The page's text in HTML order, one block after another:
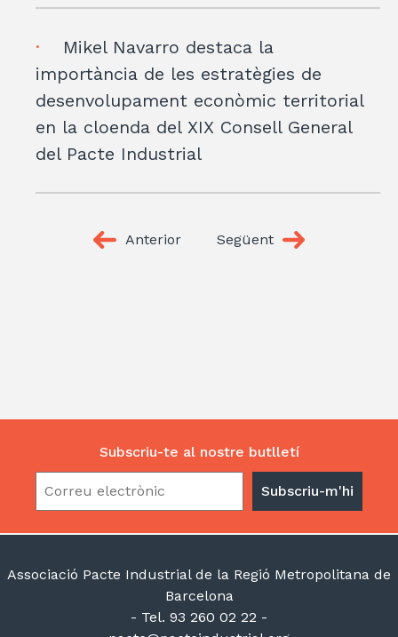
Mikel Navarro destaca la
importància de les estratègies de
desenvolupament econòmic territorial
en la cloenda del XIX Consell General
del Pacte Industrial
Anterior Següent
Subscriu-te al nostre butlletí
Associació Pacte Industrial de la Regió Metropolitana de
Barcelona
- Tel. 93 260 02 22 -